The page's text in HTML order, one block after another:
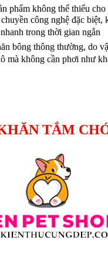
phẩm không thể thiếu
công nghệ đặc
trong thời gian ngắn
bông thông thường, do
mà không cần phơi như
TẮM